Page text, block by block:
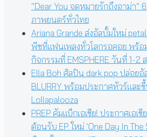
“Dear You จดหมายรักถึงอาม่า”
ภาพยนตร์ทั่วไทย
Ariana Grande ส่งอัลบั้มใหม่
พีซที่แฟนเพลงทั่วโลกรอคอย พร้
กิจกรรมที่ EMSPHERE วันที่ 1-2
Ella Boh ศิลปิน dark pop ปล่อยอั
BLURRY พร้อมประกาศทัวร์และขึ้
Lollapalooza
PREP คัมแบ็กเอเชีย! ประกาศเอเ
ต้อนรับ EP ใหม่ ‘One Day In The